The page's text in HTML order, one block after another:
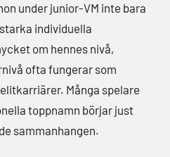
under junior-VM inte bara
individuella
om hennes nivå,
ofta fungerar som
Många spelare
toppnamn börjar just
sammanhangen.